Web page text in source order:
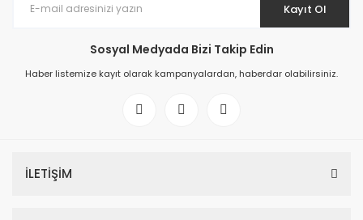
Kayıt Ol
Sosyal Medyada Bizi Takip Edin
Haber listemize kayıt olarak kampanyalardan, haberdar olabilirsiniz.
İLETİŞİM